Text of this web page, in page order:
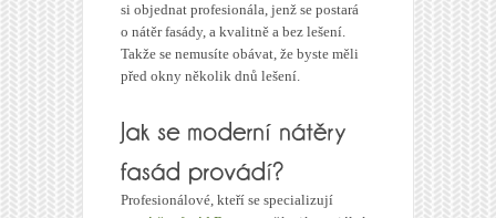
si objednat profesionála, jenž se postará
o nátěr fasády, a kvalitně a bez lešení.
Takže se nemusíte obávat, že byste měli
před okny několik dnů lešení.
Profesionálové, kteří se specializují